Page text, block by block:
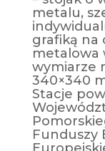
metalu,
grafiką na
metalowa
wymiarze
340×340
Stacje
Funduszy